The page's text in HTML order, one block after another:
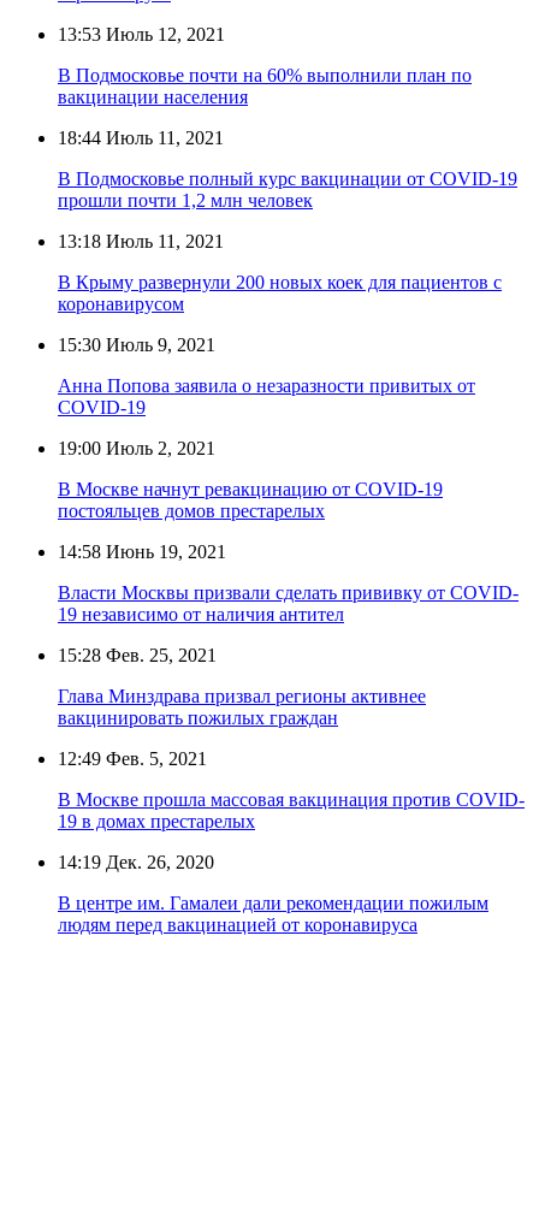
13:53 Июль 12, 2021
В Подмосковье почти на 60% выполнили план по
вакцинации населения
18:44 Июль 11, 2021
В Подмосковье полный курс вакцинации от COVID-19
прошли почти 1,2 млн человек
13:18 Июль 11, 2021
В Крыму развернули 200 новых коек для пациентов с
коронавирусом
15:30 Июль 9, 2021
Анна Попова заявила о незаразности привитых от
COVID-19
19:00 Июль 2, 2021
В Москве начнут ревакцинацию от COVID-19
постояльцев домов престарелых
14:58 Июнь 19, 2021
Власти Москвы призвали сделать прививку от COVID-
19 независимо от наличия антител
15:28 Фев. 25, 2021
Глава Минздрава призвал регионы активнее
вакцинировать пожилых граждан
12:49 Фев. 5, 2021
В Москве прошла массовая вакцинация против COVID-
19 в домах престарелых
14:19 Дек. 26, 2020
В центре им. Гамалеи дали рекомендации пожилым
людям перед вакцинацией от коронавируса